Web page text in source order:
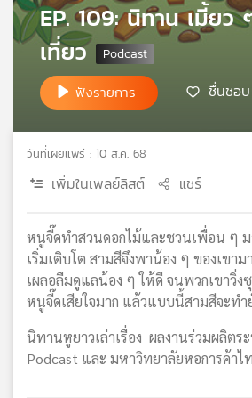
เครือ
พี
แผนที่
วิทยุ
เครือ
ข่าย
EP. 109: นิทาน เมี้ยว
เที่ยว
ฟังรายการ ชื่นชอบ
วันที่เผยแพร่ : 10 ส.ค. 68
เพิ่มในเพลย์ลิสต์ แชร์
หนูจี๊ดทำสวนดอกไม้และชวนเพื่อน ๆ
เริ่มเติบโต สามสีจึงพาน้อง ๆ ของเขา
เผลอลืมดูแลน้อง ๆ ให้ดี จนพวกเขาวิ่ง
หนูจี๊ดเสียใจมาก แล้วแบบนี้สามสีจะทำ
นิทานหูยาวเล่าเรื่อง ผลงานร่วมผลิตระ
Podcast และ มหาวิทยาลัยหอการค้าไท